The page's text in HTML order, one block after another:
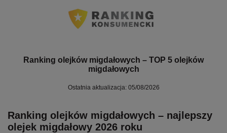
Ranking olejków migdałowych – TOP 5 olejków
migdałowych
Ostatnia aktualizacja: 05/08/2026
Ranking olejków migdałowych – najlepszy
olejek migdałowy 2026 roku